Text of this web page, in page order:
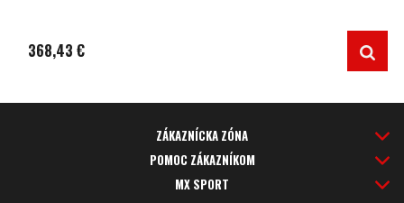
368,43 €
ZÁKAZNÍCKA ZÓNA
POMOC ZÁKAZNÍKOM
MX SPORT